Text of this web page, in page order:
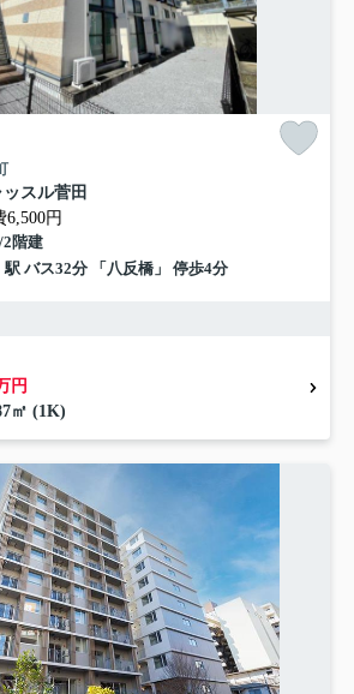
スル菅田
円
2階建
バス32分 「八反橋」 停歩4分
円
㎡ (1K)